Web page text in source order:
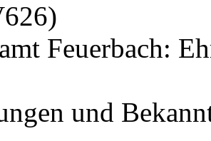
Feuerbach:
und